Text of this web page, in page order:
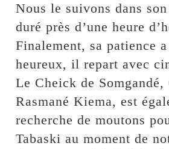
Nous le suivons dans
duré près d’une heure
Finalement, sa patience
heureux, il repart avec
Le Cheick de Somgandé,
Rasmané Kiema, est
recherche de moutons
Tabaski au moment de